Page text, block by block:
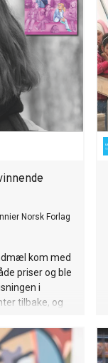
Norsk Forlag
kom med
priser og ble
i
tilbake, og